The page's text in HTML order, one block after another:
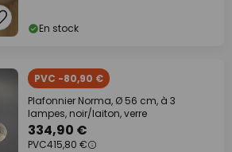
En stock
PVC -80,90 €
Plafonnier Norma, Ø 56 cm, à 3
lampes, noir/laiton, verre
334,90 €
PVC415,80 €